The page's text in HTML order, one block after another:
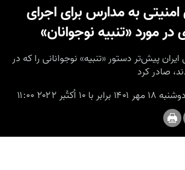
seconds
به مدارس برای اجرای
مورد «تنبیه نوجوانان»
پیش‌تر دستور «تنبیه» نوجوانانی را که در
صادر کرد
دوشنبه ۱۸ مهر ۱۴۰۱ برابر با ۱۰ اُکتُبر ۲۰۲۲ ۱۱:۰۰